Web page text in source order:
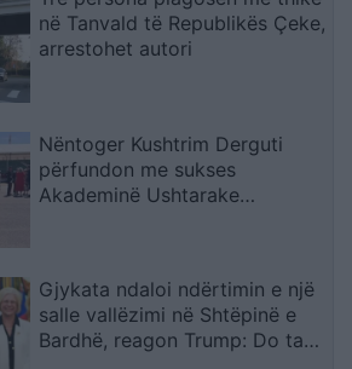
në Tanvald të Republikës Çeke,
arrestohet autori
Nëntoger Kushtrim Derguti
përfundon me sukses
Akademinë Ushtarake
Gjykata ndaloi ndërtimin e një
salle vallëzimi në Shtëpinë e
Bardhë, reagon Trump: Do ta